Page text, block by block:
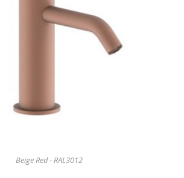
Beige Red - RAL3012